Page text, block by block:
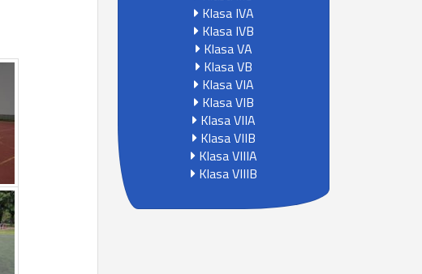
Klasa IVA
Klasa IVB
Klasa VA
Klasa VB
Klasa VIA
Klasa VIB
Klasa VIIA
Klasa VIIB
Klasa VIIIA
Klasa VIIIB